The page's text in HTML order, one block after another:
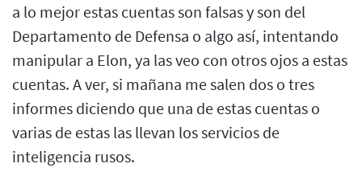
a lo mejor estas cuentas son falsas y son del
Departamento de Defensa o algo así, intentando
manipular a Elon, ya las veo con otros ojos a estas
cuentas. A ver, si mañana me salen dos o tres
informes diciendo que una de estas cuentas o
varias de estas las llevan los servicios de
inteligencia rusos.